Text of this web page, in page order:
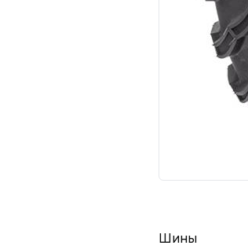
Шины